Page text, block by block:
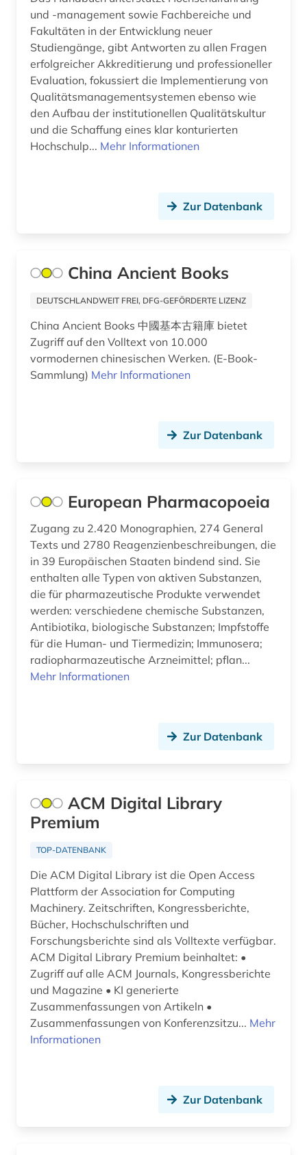
algerien (1)
alighieri (2)
allgemein (1)
allgemeine geschäftsbedingungen (1)
allgemeine kulturwissenschaft (1)
allgemeine und vergleichende sprach- und
alltag (4)
alltagsgegenstand (1)
altbestand (1)
altdänisch (1)
alte geschichte (4)
altenglisch (1)
altenheim (1)
altenmedizin (1)
altenpflege (3)
altersmedizin (1)
altersversorung (1)
altertum (8)
altertumswissenschaft (13)
altertumswissenschaften (8)
altes buch (16)
altes testament lateinisch (1)
und -management sowie Fachbereiche und
Fakultäten in der Entwicklung neuer
Studiengänge, gibt Antworten zu allen Fragen
erfolgreicher Akkreditierung und professioneller
Evaluation, fokussiert die Implementierung von
Qualitätsmanagementsystemen ebenso wie
den Aufbau der institutionellen Qualitätskultur
und die Schaffung eines klar konturierten
Hochschulp... Mehr Informationen
Zur Datenbank
China Ancient Books
DEUTSCHLANDWEIT FREI, DFG-GEFÖRDERTE LIZENZ
China Ancient Books 中國基本古籍庫 bietet
Zugriff auf den Volltext von 10.000
vormodernen chinesischen Werken. (E-Book-
Sammlung) Mehr Informationen
Zur Datenbank
European Pharmacopoeia
Zugang zu 2.420 Monographien, 274 General
Texts und 2780 Reagenzienbeschreibungen, die
in 39 Europäischen Staaten bindend sind. Sie
enthalten alle Typen von aktiven Substanzen,
die für pharmazeutische Produkte verwendet
werden: verschiedene chemische Substanzen,
Antibiotika, biologische Substanzen; Impfstoffe
für die Human- und Tiermedizin; Immunosera;
radiopharmazeutische Arzneimittel; pflan...
Mehr Informationen
Zur Datenbank
ACM Digital Library
Premium
TOP-DATENBANK
Die ACM Digital Library ist die Open Access
Plattform der Association for Computing
Machinery. Zeitschriften, Kongressberichte,
Bücher, Hochschulschriften und
Forschungsberichte sind als Volltexte verfügbar.
ACM Digital Library Premium beinhaltet: •
Zugriff auf alle ACM Journals, Kongressberichte
und Magazine • KI generierte
Zusammenfassungen von Artikeln •
Zusammenfassungen von Konferenzsitzu... Mehr
Informationen
Zur Datenbank